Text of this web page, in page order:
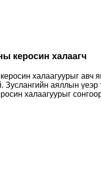
керосин халаагч
халаагуурыг авч
Зуслангийн аяллын үеэр
халаагуурыг